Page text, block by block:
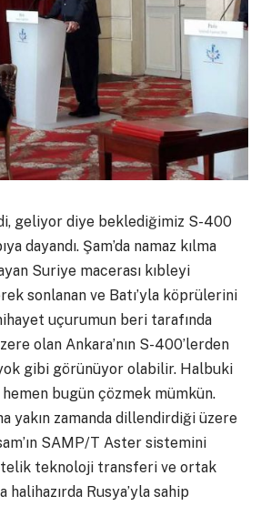
geliyor diye beklediğimiz S-400
dayandı. Şam’da namaz kılma
Suriye macerası kıbleyi
sonlanan ve Batı’yla köprülerini
uçurumun beri tarafında
olan Ankara’nın S-400’lerden
gibi görünüyor olabilir. Halbuki
bugün çözmek mümkün.
yakın zamanda dillendirdiği üzere
SAMP/T Aster sistemini
teknoloji transferi ve ortak
Rusya’yla sahip